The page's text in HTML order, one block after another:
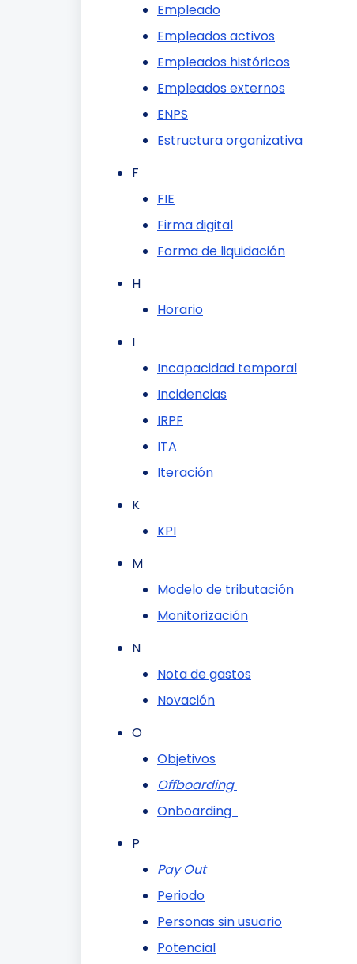
Empleado
Empleados activos
Empleados históricos
Empleados externos
ENPS
Estructura organizativa
F
FIE
Firma digital
Forma de liquidación
H
Horario
I
Incapacidad temporal
Incidencias
IRPF
ITA
Iteración
K
KPI
M
Modelo de tributación
Monitorización
N
Nota de gastos
Novación
O
Objetivos
Offboarding
Onboarding
P
Pay Out
Periodo
Personas sin usuario
Potencial